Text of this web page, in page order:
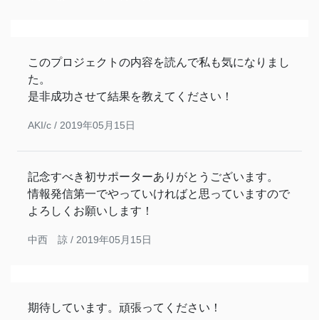
このプロジェクトの内容を読んで私も気になりまし
た。
是非成功させて結果を教えてください！
AKI/c / 2019年05月15日
記念すべき初サポーターありがとうございます。
情報発信第一でやっていければと思っていますので
よろしくお願いします！
中西 諒 / 2019年05月15日
期待しています。頑張ってください！